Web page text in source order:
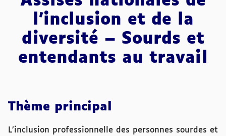
l’inclusion et de la
diversité – Sourds et
entendants au travail
Thème principal
L’inclusion professionnelle des personnes sourdes et